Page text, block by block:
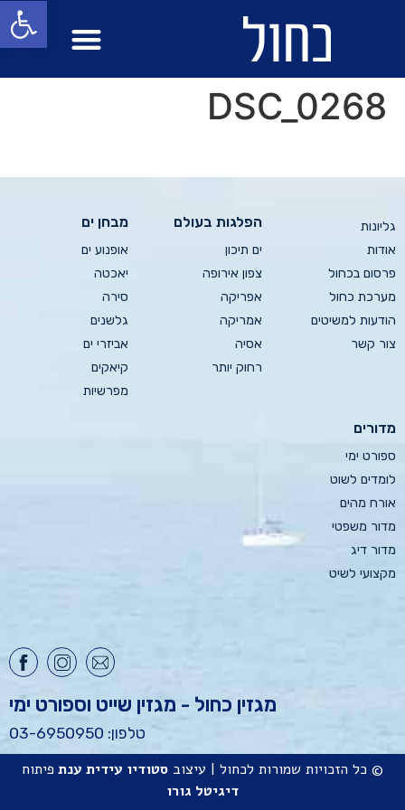
DSC_0268
גליונות
אודות
פרסום בכחול
מערכת כחול
הודעות למשיטים
צור קשר
הפלגות בעולם
ים תיכון
צפון אירופה
אפריקה
אמריקה
אסיה
רחוק יותר
מבחן ים
אופנוע ים
יאכטה
סירה
גלשנים
אביזרי ים
קיאקים
מפרשיות
מדורים
ספורט ימי
לומדים לשוט
אורח מהים
מדור משפטי
מדור דיג
מקצועי לשיט
מגזין כחול - מגזין שייט וספורט ימי
טלפון: 03-6950950
© כל הזכויות שמורות לכחול | עיצוב סטודיו עידית ענת פיתוח
דיגיטל גורו
פתח